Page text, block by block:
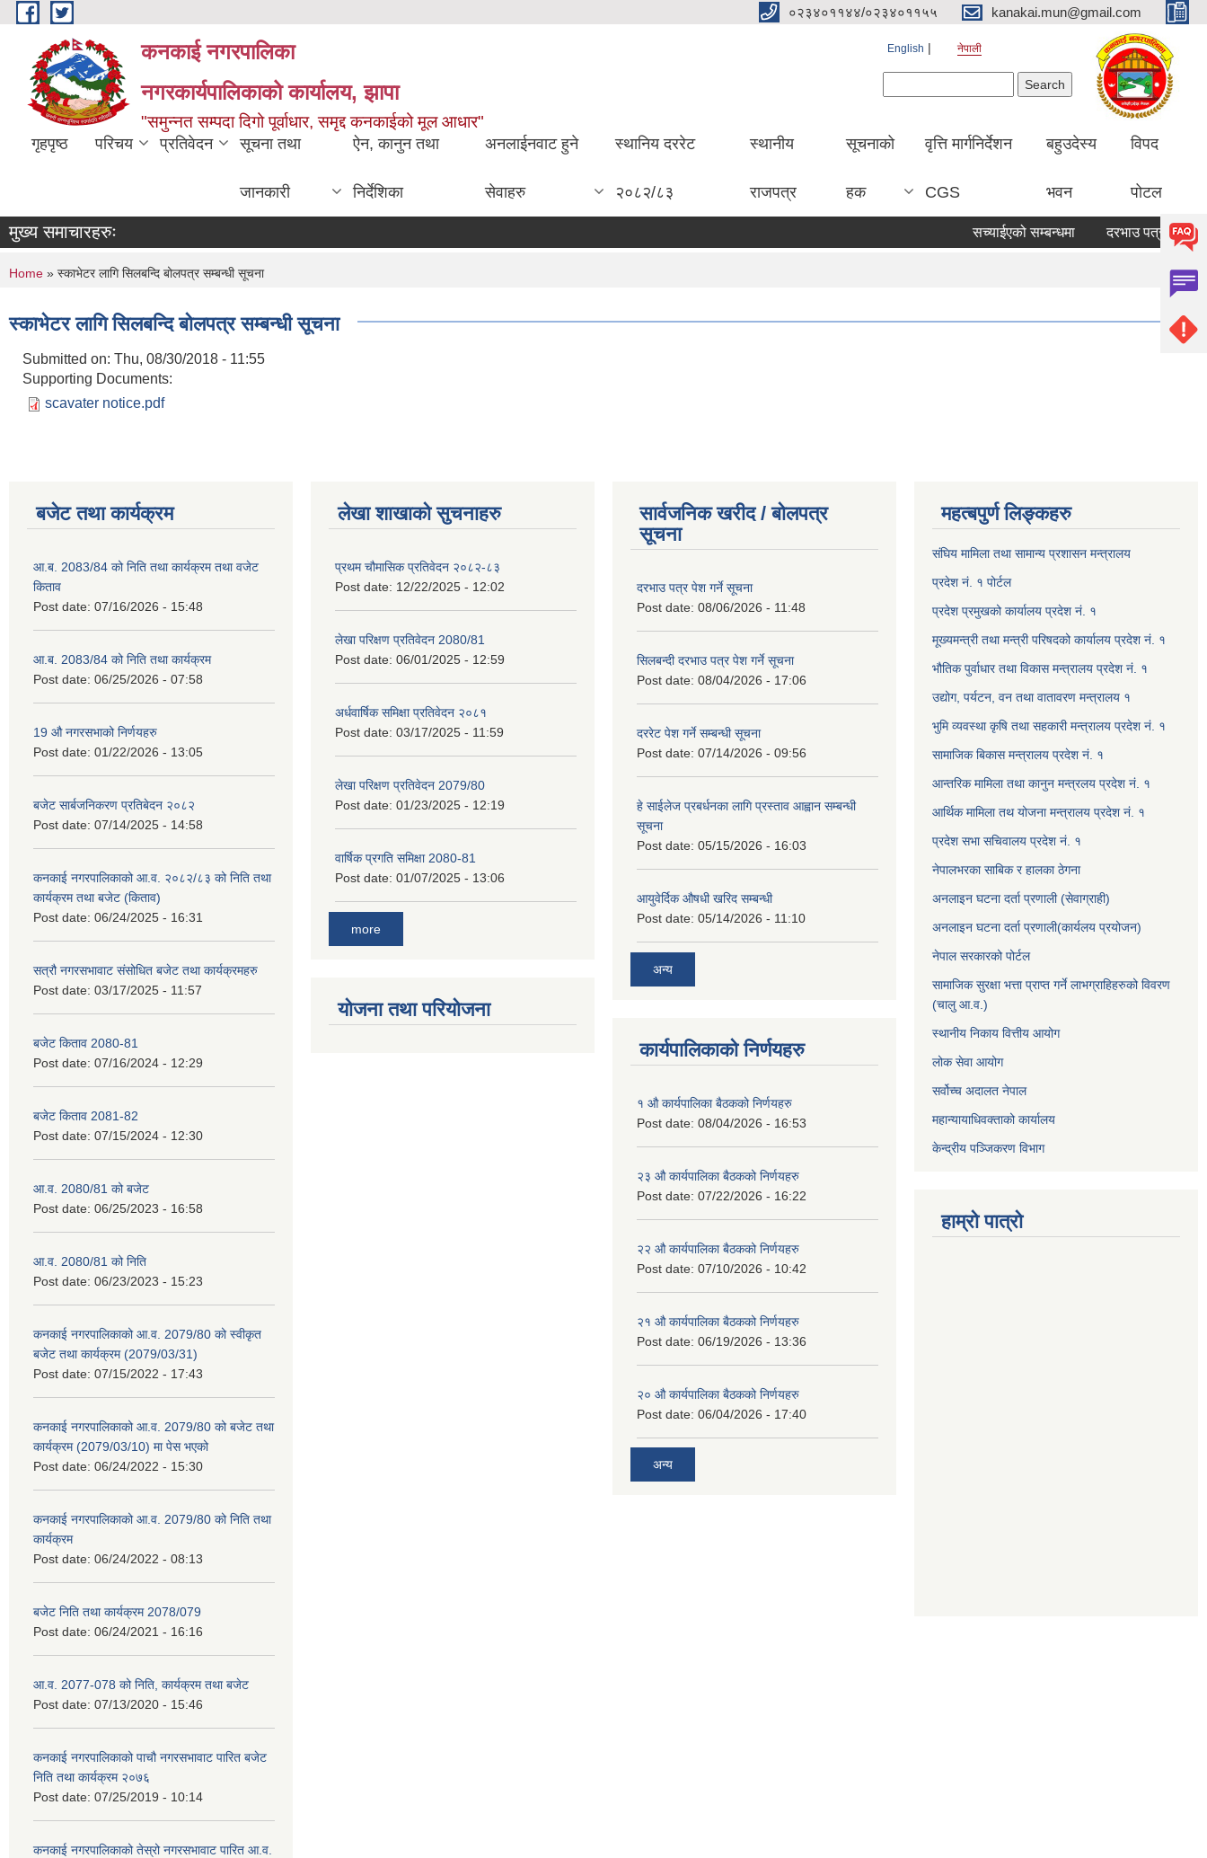
Skip to main content ०२३४०११४४/०२३४०११५५ kanakai.mun@gmail.com
कनकाई नगरपालिका
नगरकार्यपालिकाको कार्यालय, झापा
"समुन्नत सम्पदा दिगो पूर्वाधार, समृद्द कनकाईको मूल आधार"
English नेपाली
गृहपृष्ठ परिचय प्रतिवेदन सूचना तथा
जानकारी
ऐन, कानुन तथा
निर्देशिका
अनलाईनवाट हुने
सेवाहरु
स्थानिय दररेट
२०८२/८३
स्थानीय
राजपत्र
सूचनाको
हक
वृत्ति मार्गनिर्देशन
CGS
बहुउदेस्य
भवन
विपद
पोटल
मुख्य समाचारहरुः सच्याईएको सम्बन्धमा दरभाउ पत्र पेश गर्ने
You are here
Home » स्काभेटर लागि सिलबन्दि बोलपत्र सम्बन्धी सूचना
स्काभेटर लागि सिलबन्दि बोलपत्र सम्बन्धी सूचना
Submitted on: Thu, 08/30/2018 - 11:55
Supporting Documents:
scavater notice.pdf
बजेट तथा कार्यक्रम
आ.ब. 2083/84 को निति तथा कार्यक्रम तथा वजेट
किताव
Post date: 07/16/2026 - 15:48
आ.ब. 2083/84 को निति तथा कार्यक्रम
Post date: 06/25/2026 - 07:58
19 औ नगरसभाको निर्णयहरु
Post date: 01/22/2026 - 13:05
बजेट सार्बजनिकरण प्रतिबेदन २०८२
Post date: 07/14/2025 - 14:58
कनकाई नगरपालिकाको आ.व. २०८२/८३ को निति तथा
कार्यक्रम तथा बजेट (किताव)
Post date: 06/24/2025 - 16:31
सत्रौ नगरसभावाट संसोधित बजेट तथा कार्यक्रमहरु
Post date: 03/17/2025 - 11:57
बजेट किताव 2080-81
Post date: 07/16/2024 - 12:29
बजेट किताव 2081-82
Post date: 07/15/2024 - 12:30
आ.व. 2080/81 को बजेट
Post date: 06/25/2023 - 16:58
आ.व. 2080/81 को निति
Post date: 06/23/2023 - 15:23
कनकाई नगरपालिकाको आ.व. 2079/80 को स्वीकृत
बजेट तथा कार्यक्रम (2079/03/31)
Post date: 07/15/2022 - 17:43
कनकाई नगरपालिकाको आ.व. 2079/80 को बजेट तथा
कार्यक्रम (2079/03/10) मा पेस भएको
Post date: 06/24/2022 - 15:30
कनकाई नगरपालिकाको आ.व. 2079/80 को निति तथा
कार्यक्रम
Post date: 06/24/2022 - 08:13
बजेट निति तथा कार्यक्रम 2078/079
Post date: 06/24/2021 - 16:16
आ.व. 2077-078 को निति, कार्यक्रम तथा बजेट
Post date: 07/13/2020 - 15:46
कनकाई नगरपालिकाको पाचौ नगरसभावाट पारित बजेट
निति तथा कार्यक्रम २०७६
Post date: 07/25/2019 - 10:14
कनकाई नगरपालिकाको तेस्रो नगरसभावाट पारित आ.व.
लेखा शाखाको सुचनाहरु
प्रथम चौमासिक प्रतिवेदन २०८२-८३
Post date: 12/22/2025 - 12:02
लेखा परिक्षण प्रतिवेदन 2080/81
Post date: 06/01/2025 - 12:59
अर्धवार्षिक समिक्षा प्रतिवेदन २०८१
Post date: 03/17/2025 - 11:59
लेखा परिक्षण प्रतिवेदन 2079/80
Post date: 01/23/2025 - 12:19
वार्षिक प्रगति समिक्षा 2080-81
Post date: 01/07/2025 - 13:06
more
योजना तथा परियोजना
सार्वजनिक खरीद / बोलपत्र
सूचना
दरभाउ पत्र पेश गर्ने सूचना
Post date: 08/06/2026 - 11:48
सिलबन्दी दरभाउ पत्र पेश गर्ने सूचना
Post date: 08/04/2026 - 17:06
दररेट पेश गर्ने सम्बन्धी सूचना
Post date: 07/14/2026 - 09:56
हे साईलेज प्रबर्धनका लागि प्रस्ताव आह्वान सम्बन्धी
सूचना
Post date: 05/15/2026 - 16:03
आयुवेर्दिक औषधी खरिद सम्बन्धी
Post date: 05/14/2026 - 11:10
अन्य
कार्यपालिकाको निर्णयहरु
१ औ कार्यपालिका बैठकको निर्णयहरु
Post date: 08/04/2026 - 16:53
२३ औ कार्यपालिका बैठकको निर्णयहरु
Post date: 07/22/2026 - 16:22
२२ औ कार्यपालिका बैठकको निर्णयहरु
Post date: 07/10/2026 - 10:42
२१ औ कार्यपालिका बैठकको निर्णयहरु
Post date: 06/19/2026 - 13:36
२० औ कार्यपालिका बैठकको निर्णयहरु
Post date: 06/04/2026 - 17:40
अन्य
महत्बपुर्ण लिङ्कहरु
संघिय मामिला तथा सामान्य प्रशासन मन्त्रालय
प्रदेश नं. १ पोर्टल
प्रदेश प्रमुखको कार्यालय प्रदेश नं. १
मूख्यमन्त्री तथा मन्त्री परिषदको कार्यालय प्रदेश नं. १
भौतिक पुर्वाधार तथा विकास मन्त्रालय प्रदेश नं. १
उद्योग, पर्यटन, वन तथा वातावरण मन्त्रालय १
भुमि व्यवस्था कृषि तथा सहकारी मन्त्रालय प्रदेश नं. १
सामाजिक बिकास मन्त्रालय प्रदेश नं. १
आन्तरिक मामिला तथा कानुन मन्त्रलय प्रदेश नं. १
आर्थिक मामिला तथ योजना मन्त्रालय प्रदेश नं. १
प्रदेश सभा सचिवालय प्रदेश नं. १
नेपालभरका साबिक र हालका ठेगना
अनलाइन घटना दर्ता प्रणाली (सेवाग्राही)
अनलाइन घटना दर्ता प्रणाली(कार्यलय प्रयोजन)
नेपाल सरकारको पोर्टल
सामाजिक सुरक्षा भत्ता प्राप्त गर्ने लाभग्राहिहरुको विवरण
(चालु आ.व.)
स्थानीय निकाय वित्तीय आयोग
लोक सेवा आयोग
सर्वोच्च अदालत नेपाल
महान्यायाधिवक्ताको कार्यालय
केन्द्रीय पञ्जिकरण विभाग
हाम्रो पात्रो